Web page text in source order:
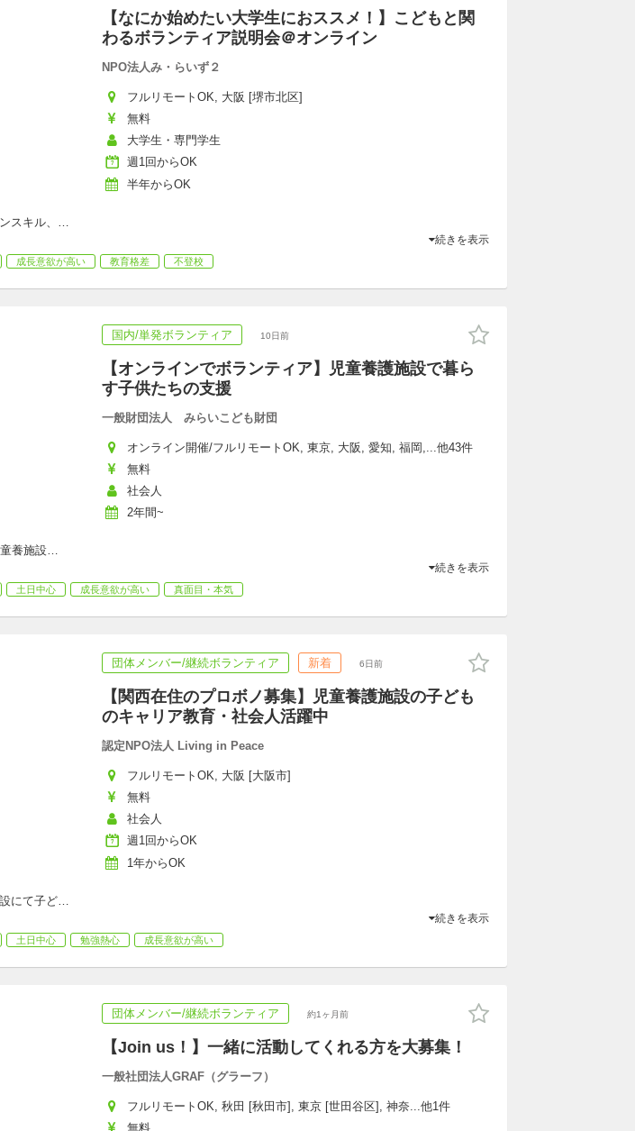
【なにか始めたい大学生におススメ！】こどもと関
わるボランティア説明会＠オンライン
NPO法人み・らいず２
フルリモートOK, 大阪 [堺市北区]
無料
大学生・専門学生
週1回からOK
半年からOK
スキル、 …
続きを表示
成長意欲が高い 教育格差 不登校
国内/単発ボランティア 10日前
【オンラインでボランティア】児童養護施設で暮ら
す子供たちの支援
一般財団法人 みらいこども財団
オンライン開催/フルリモートOK, 東京, 大阪, 愛知, 福岡,...他43件
無料
社会人
2年間~
養施設…
続きを表示
土日中心 成長意欲が高い 真面目・本気
団体メンバー/継続ボランティア 新着 6日前
【関西在住のプロボノ募集】児童養護施設の子ども
のキャリア教育・社会人活躍中
認定NPO法人 Living in Peace
フルリモートOK, 大阪 [大阪市]
無料
社会人
週1回からOK
1年からOK
にて子ど…
続きを表示
土日中心 勉強熱心 成長意欲が高い
団体メンバー/継続ボランティア 約1ヶ月前
【Join us！】一緒に活動してくれる方を大募集！
一般社団法人GRAF（グラーフ）
フルリモートOK, 秋田 [秋田市], 東京 [世田谷区], 神奈...他1件
無料